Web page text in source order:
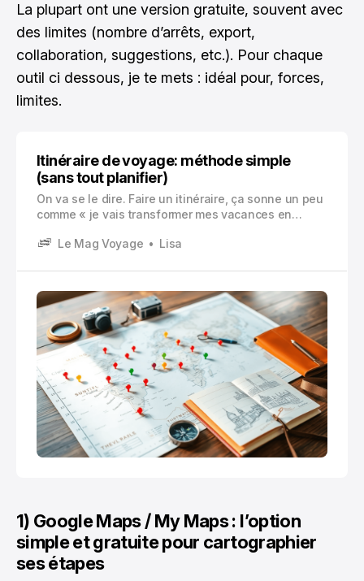
La plupart ont une version gratuite, souvent avec
des limites (nombre d’arrêts, export,
collaboration, suggestions, etc.). Pour chaque
outil ci dessous, je te mets : idéal pour, forces,
limites.
Itinéraire de voyage: méthode simple
(sans tout planifier)
On va se le dire. Faire un itinéraire, ça sonne un peu
comme « je vais transformer mes vacances en
Le Mag Voyage
Lisa
1) Google Maps / My Maps : l’option
simple et gratuite pour cartographier
ses étapes